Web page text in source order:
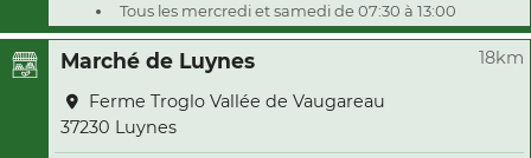
Tous les mercredi et samedi de 07:30 à 13:00
Marché de Luynes 18km
Ferme Troglo Vallée de Vaugareau
37230 Luynes